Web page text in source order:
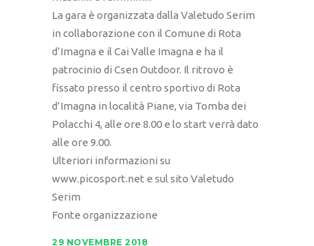
La gara è organizzata dalla Valetudo Serim
in collaborazione con il Comune di Rota
d’Imagna e il Cai Valle Imagna e ha il
patrocinio di Csen Outdoor. Il ritrovo è
fissato presso il centro sportivo di Rota
d’Imagna in località Piane, via Tomba dei
Polacchi 4, alle ore 8.00 e lo start verrà dato
alle ore 9.00.
Ulteriori informazioni su
www.picosport.net e sul sito Valetudo
Serim
Fonte organizzazione
29 NOVEMBRE 2018